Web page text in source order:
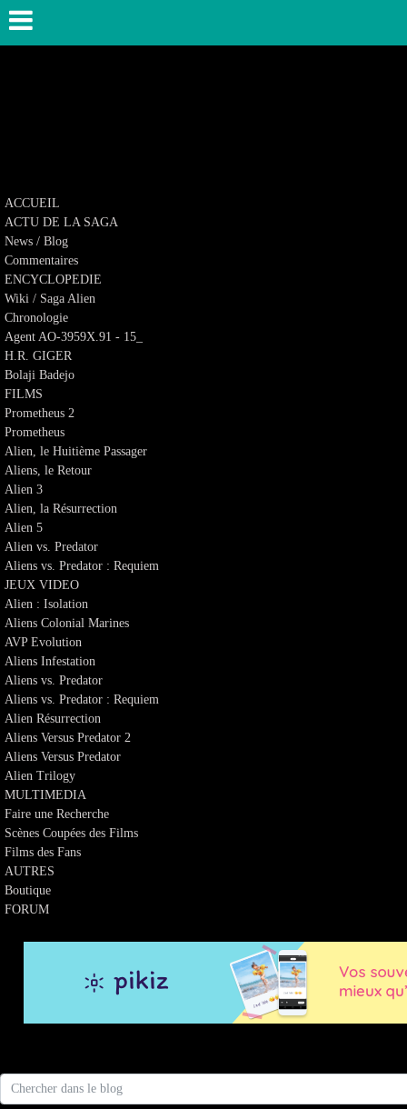
ACCUEIL
ACTU DE LA SAGA
News / Blog
Commentaires
ENCYCLOPEDIE
Wiki / Saga Alien
Chronologie
Agent AO-3959X.91 - 15_
H.R. GIGER
Bolaji Badejo
FILMS
Prometheus 2
Prometheus
Alien, le Huitième Passager
Aliens, le Retour
Alien 3
Alien, la Résurrection
Alien 5
Alien vs. Predator
Aliens vs. Predator : Requiem
JEUX VIDEO
Alien : Isolation
Aliens Colonial Marines
AVP Evolution
Aliens Infestation
Aliens vs. Predator
Aliens vs. Predator : Requiem
Alien Résurrection
Aliens Versus Predator 2
Aliens Versus Predator
Alien Trilogy
MULTIMEDIA
Faire une Recherche
Scènes Coupées des Films
Films des Fans
AUTRES
Boutique
FORUM